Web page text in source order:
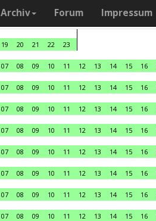
Archiv Forum Impressum
19 20 21 22
23
07 08 09 10 11 12 13 14 15 16
07 08 09 10 11 12 13 14 15 16
07 08 09 10 11 12 13 14 15 16
07 08 09 10 11 12 13 14 15 16
07 08 09 10 11 12 13 14 15 16
07 08 09 10 11 12 13 14 15 16
07 08 09 10 11 12 13 14 15 16
07 08 09 10 11 12 13 14 15 16